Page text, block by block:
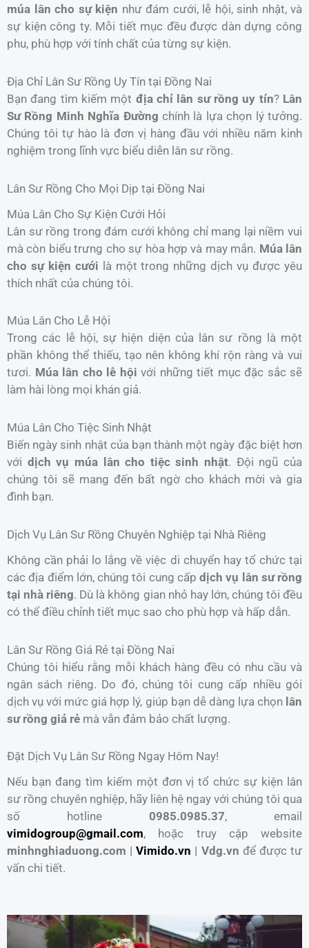
múa lân cho sự kiện như đám cưới, lễ hội, sinh nhật, và
sự kiện công ty. Mỗi tiết mục đều được dàn dựng công
phu, phù hợp với tính chất của từng sự kiện.
Địa Chỉ Lân Sư Rồng Uy Tín tại Đồng Nai
Bạn đang tìm kiếm một địa chỉ lân sư rồng uy tín? Lân
Sư Rồng Minh Nghĩa Đường chính là lựa chọn lý tưởng.
Chúng tôi tự hào là đơn vị hàng đầu với nhiều năm kinh
nghiệm trong lĩnh vực biểu diễn lân sư rồng.
Lân Sư Rồng Cho Mọi Dịp tại Đồng Nai
Múa Lân Cho Sự Kiện Cưới Hỏi
Lân sư rồng trong đám cưới không chỉ mang lại niềm vui
mà còn biểu trưng cho sự hòa hợp và may mắn. Múa lân
cho sự kiện cưới là một trong những dịch vụ được yêu
thích nhất của chúng tôi.
Múa Lân Cho Lễ Hội
Trong các lễ hội, sự hiện diện của lân sư rồng là một
phần không thể thiếu, tạo nên không khí rộn ràng và vui
tươi. Múa lân cho lễ hội với những tiết mục đặc sắc sẽ
làm hài lòng mọi khán giả.
Múa Lân Cho Tiệc Sinh Nhật
Biến ngày sinh nhật của bạn thành một ngày đặc biệt hơn
với dịch vụ múa lân cho tiệc sinh nhật. Đội ngũ của
chúng tôi sẽ mang đến bất ngờ cho khách mời và gia
đình bạn.
Dịch Vụ Lân Sư Rồng Chuyên Nghiệp tại Nhà Riêng
Không cần phải lo lắng về việc di chuyển hay tổ chức tại
các địa điểm lớn, chúng tôi cung cấp dịch vụ lân sư rồng
tại nhà riêng. Dù là không gian nhỏ hay lớn, chúng tôi đều
có thể điều chỉnh tiết mục sao cho phù hợp và hấp dẫn.
Lân Sư Rồng Giá Rẻ tại Đồng Nai
Chúng tôi hiểu rằng mỗi khách hàng đều có nhu cầu và
ngân sách riêng. Do đó, chúng tôi cung cấp nhiều gói
dịch vụ với mức giá hợp lý, giúp bạn dễ dàng lựa chọn lân
sư rồng giá rẻ mà vẫn đảm bảo chất lượng.
Đặt Dịch Vụ Lân Sư Rồng Ngay Hôm Nay!
Nếu bạn đang tìm kiếm một đơn vị tổ chức sự kiện lân
sư rồng chuyên nghiệp, hãy liên hệ ngay với chúng tôi qua
số hotline 0985.0985.37, email
vimidogroup@gmail.com, hoặc truy cập website
minhnghiaduong.com |Vimido.vn | Vdg.vn để được tư
vấn chi tiết.